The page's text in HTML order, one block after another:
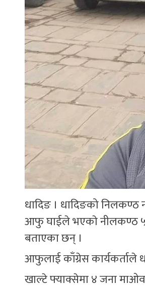
धादिङ । धादिङको निलकण्ठ
आफु घाईले भएकाे नीलकण्ठ ५
बताएका छन् ।
आफुलाई काँग्रेस कार्यकर्ताले
खाल्टे फ्याक्सेमा ४ जना